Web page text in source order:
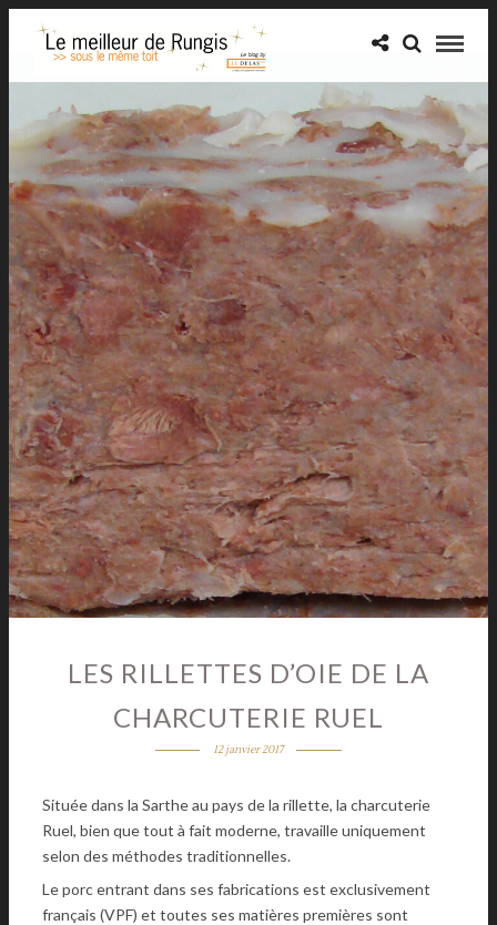
LES RILLETTES D’OIE DE LA
CHARCUTERIE RUEL
12 janvier 2017
Située dans la Sarthe au pays de la rillette, la charcuterie
Ruel, bien que tout à fait moderne, travaille uniquement
selon des méthodes traditionnelles.
Le porc entrant dans ses fabrications est exclusivement
français (VPF) et toutes ses matières premières sont